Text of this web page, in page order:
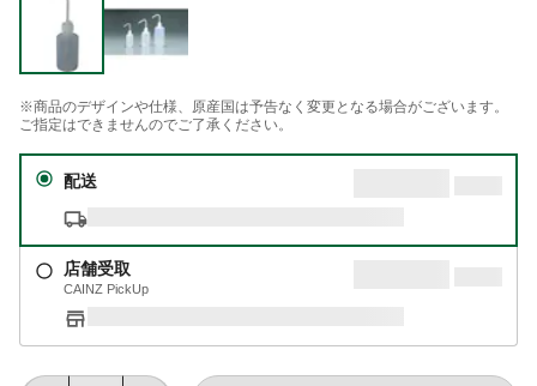
※商品のデザインや仕様、原産国は予告なく変更となる場合がございます。
ご指定はできませんのでご了承ください。
配送
店舗受取
CAINZ PickUp